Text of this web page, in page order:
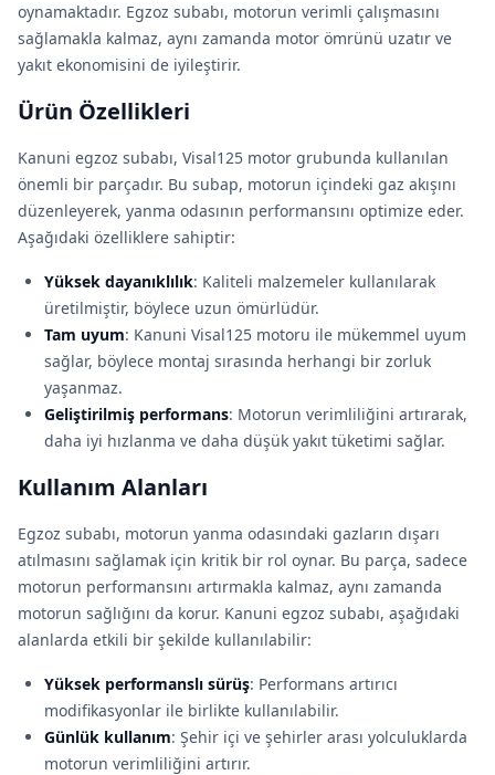
oynamaktadır. Egzoz subabı, motorun verimli çalışmasını
sağlamakla kalmaz, aynı zamanda motor ömrünü uzatır ve
yakıt ekonomisini de iyileştirir.
Ürün Özellikleri
Kanuni egzoz subabı, Visal125 motor grubunda kullanılan
önemli bir parçadır. Bu subap, motorun içindeki gaz akışını
düzenleyerek, yanma odasının performansını optimize eder.
Aşağıdaki özelliklere sahiptir:
Yüksek dayanıklılık: Kaliteli malzemeler kullanılarak
üretilmiştir, böylece uzun ömürlüdür.
Tam uyum: Kanuni Visal125 motoru ile mükemmel uyum
sağlar, böylece montaj sırasında herhangi bir zorluk
yaşanmaz.
Geliştirilmiş performans: Motorun verimliliğini artırarak,
daha iyi hızlanma ve daha düşük yakıt tüketimi sağlar.
Kullanım Alanları
Egzoz subabı, motorun yanma odasındaki gazların dışarı
atılmasını sağlamak için kritik bir rol oynar. Bu parça, sadece
motorun performansını artırmakla kalmaz, aynı zamanda
motorun sağlığını da korur. Kanuni egzoz subabı, aşağıdaki
alanlarda etkili bir şekilde kullanılabilir:
Yüksek performanslı sürüş: Performans artırıcı
modifikasyonlar ile birlikte kullanılabilir.
Günlük kullanım: Şehir içi ve şehirler arası yolculuklarda
motorun verimliliğini artırır.